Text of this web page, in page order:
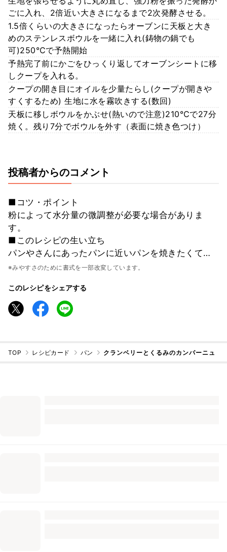
ごに入れ、2倍近い大きさになるまで2次発酵させる。
1.5倍くらいの大きさになったらオーブンに天板と大き
めのステンレスボウルを一緒に入れ(鋳物の鍋でも
可)250℃で予熱開始
予熱完了前にかごをひっくり返してオーブンシートに移
しクープを入れる。
クープの開き目にオイルを少量たらし(クープが開きや
すくするため) 生地に水を霧吹きする(数回)
天板に移しボウルをかぶせ(熱いので注意)210℃で27分
焼く。残り7分でボウルを外す（表面に焼き色つけ）
投稿者からのコメント
■コツ・ポイント
粉によって水分量の微調整が必要な場合がありま
す。
■このレシピの生い立ち
パンやさんにあったパンに近いパンを焼きたくて…
※みやすさのために書式を一部改変しています。
このレシピをシェアする
TOP レシピカード パン クランベリーとくるみのカンパーニュ